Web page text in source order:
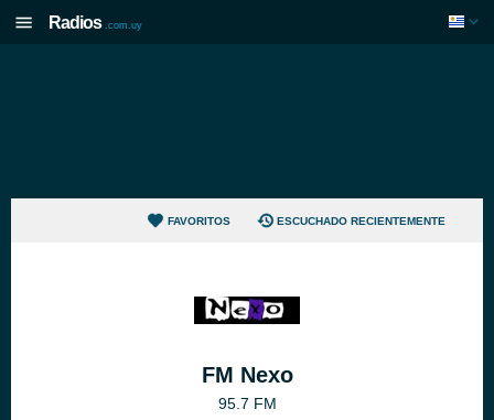
Radios .com.uy
FAVORITOS ESCUCHADO RECIENTEMENTE
FM Nexo
95.7 FM